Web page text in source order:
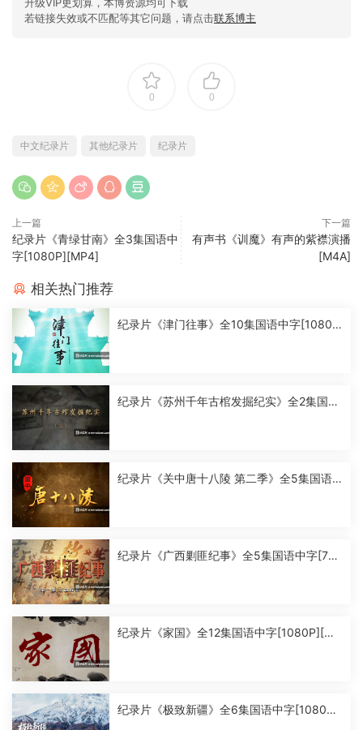
若链接失效或不匹配等其它问题，请点击联系博主
0 0
中文纪录片 其他纪录片 纪录片
上一篇
纪录片《青绿甘南》全3集国语中
字[1080P][MP4]
下一篇
有声书《训魔》有声的紫襟演播
[M4A]
相关热门推荐
纪录片《津门往事》全10集国语中字[1080
纪录片《苏州千年古棺发掘纪实》全2集国语
纪录片《关中唐十八陵 第二季》全5集国语
纪录片《广西剿匪纪事》全5集国语中字[720
纪录片《家国》全12集国语中字[1080P][MP
纪录片《极致新疆》全6集国语中字[1080P]